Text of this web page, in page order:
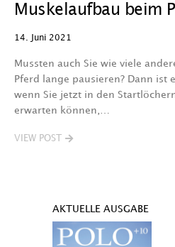
Muskelaufbau beim
14. Juni 2021
Mussten auch Sie wie viele
Pferd lange pausieren? Dann ist
wenn Sie jetzt in den
erwarten können,…
VIEW POST
AKTUELLE AUSGABE